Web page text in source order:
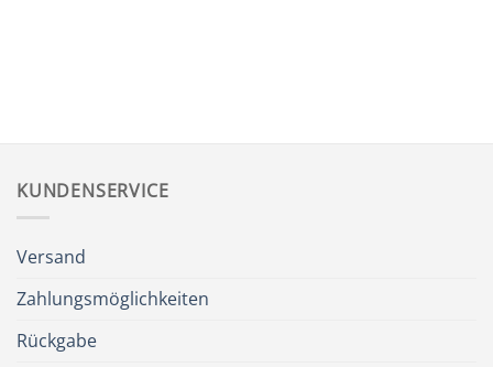
KUNDENSERVICE
Versand
Zahlungsmöglichkeiten
Rückgabe